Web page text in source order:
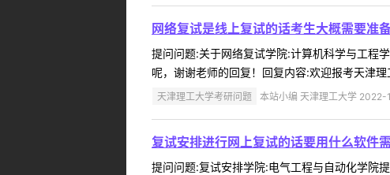
网络复试是线上复试的话考生大概需要准
提问问题:关于网络复试学院:计算机科学与工程
呢，谢谢老师的回复！回复内容:欢迎报考天津
天津理工大学考研问题 本站小编 天津理工大学
复试安排进行网上复试的话要用什么软件
提问问题:复试安排学院:电气工程与自动化学院